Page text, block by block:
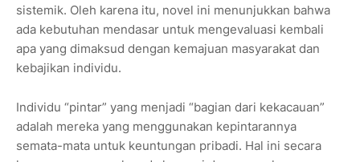
sistemik. Oleh karena itu, novel ini menunjukkan bahwa
ada kebutuhan mendasar untuk mengevaluasi kembali
apa yang dimaksud dengan kemajuan masyarakat dan
kebajikan individu.
Individu “pintar” yang menjadi “bagian dari kekacauan”
adalah mereka yang menggunakan kepintarannya
semata-mata untuk keuntungan pribadi. Hal ini secara